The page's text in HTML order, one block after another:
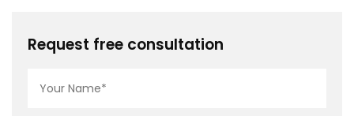
Request free consultation